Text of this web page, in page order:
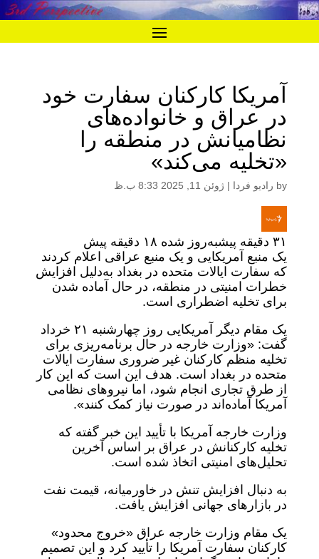
آمریکا کارکنان سفارت خود
در عراق و خانواده‌های
نظامیانش در منطقه را
«تخلیه می‌کند»
by رادیو فردا | ژوئن 11, 2025 8:33 ب.ظ
۳۱ دقیقه پیش به‌روز شده ۱۸ دقیقه پیش
یک منبع آمریکایی و یک منبع عراقی اعلام کردند
که سفارت ایالات متحده در بغداد به‌دلیل افزایش
خطرات امنیتی در منطقه، در حال آماده شدن
برای تخلیه اضطراری است.
یک مقام دیگر آمریکایی روز چهارشنبه ۲۱ خرداد
گفت: «وزارت خارجه در حال برنامه‌ریزی برای
تخلیه منظم کارکنان غیر ضروری سفارت ایالات
متحده در بغداد است. هدف این است که این کار
از طرق تجاری انجام شود، اما نیروهای نظامی
آمریکا آماده‌اند در صورت نیاز کمک کنند».
وزارت خارجه آمریکا با تأیید این خبر گفته که
تخلیه کارکنانش در عراق بر اساس آخرین
تحلیل‌های امنیتی اتخاذ شده است.
به دنبال افزایش تنش در خاورمیانه، قیمت نفت
در بازارهای جهانی افزایش یافت.
یک مقام وزارت خارجه عراق «خروج محدود»
کارکنان سفارت آمریکا را تأیید کرد و این تصمیم